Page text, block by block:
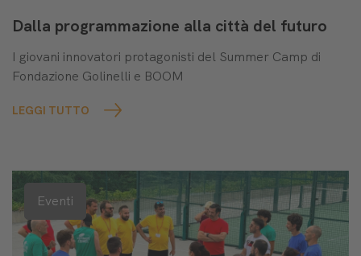
Dalla programmazione alla città del futuro
I giovani innovatori protagonisti del Summer Camp di
Fondazione Golinelli e BOOM
LEGGI TUTTO
Eventi